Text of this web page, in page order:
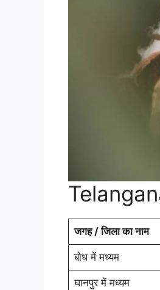
जगह / जिला का नाम
बोध में मध्यम
घानपुर में मध्यम